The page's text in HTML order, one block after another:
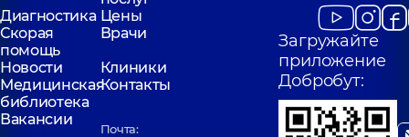
Диагностика Цены
Скорая
помощь
Врачи
Новости
Клиники
Медицинская
библиотека
Контакты
Вакансии
Почта:
Загружайте
приложение
Добробут: